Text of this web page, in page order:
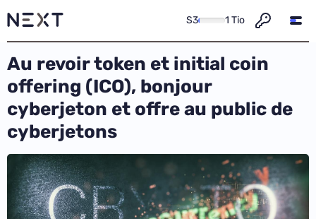
S3 1 Tio
Au revoir token et initial coin
offering (ICO), bonjour
cyberjeton et offre au public de
cyberjetons